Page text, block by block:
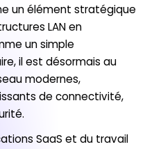
un élément stratégique
LAN en
un simple
il est désormais au
modernes,
de connectivité,
SaaS et du travail